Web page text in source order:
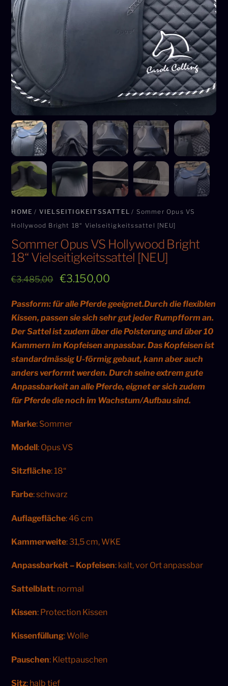
HOME / VIELSEITIGKEITSSATTEL / Sommer Opus VS
Hollywood Bright 18“ Vielseitigkeitssattel [NEU]
Sommer Opus VS Hollywood Bright
18“ Vielseitigkeitssattel [NEU]
€3.485,00
Original
was:
€3.485,00.
€3.150,00Current
is:
€3.150,00.
Passform: für alle Pferde geeignet.Durch die flexiblen
Kissen, passen sie sich sehr gut jeder Rumpfform an.
Der Sattel ist zudem über die Polsterung und über 10
Kammern im Kopfeisen anpassbar. Das Kopfeisen ist
standardmässig U-förmig gebaut, kann aber auch
anders verformt werden. Durch seine extrem gute
Anpassbarkeit an alle Pferde, eignet er sich zudem
für Pferde die noch im Wachstum/Aufbau sind.
Marke: Sommer
Modell: Opus VS
Sitzfläche: 18“
Farbe: schwarz
Auflagefläche: 46 cm
Kammerweite: 31,5 cm, WKE
Anpassbarkeit – Kopfeisen: kalt, vor Ort anpassbar
Sattelblatt: normal
Kissen: Protection Kissen
Kissenfüllung: Wolle
Pauschen: Klettpauschen
Sitz: halb tief